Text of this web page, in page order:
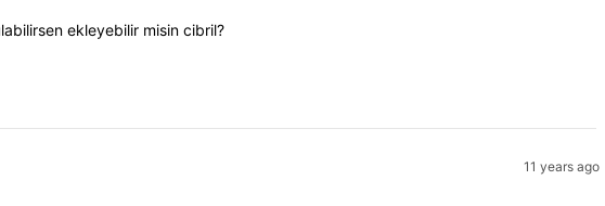
ekleyebilir misin cibril?
11 years ago